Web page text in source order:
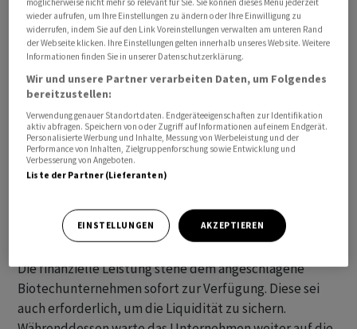
Im Austausch gegen die Überbrückungsfinanzierung
erhielten diese eine Lizenz zur Entwicklung und
Vermarktung von KIN001 zur Behandlung der
idiopathischen Lungenfibrose (IPF), teilte das
Unternehmen am Freitagabend mit.
Die Lizenz gilt jedoch nicht für das Territorium der
Volksrepublik China und die asiatisch-pazifischen
Länder. Ferner behalte sich Kinarus das Recht vor, die
Meilensteine und Lizenzgebühren zu erhalten, wie es in
biopharmazeutischen Lizenzvereinbarungen üblich sei.
Die finanzielle Leistung stehe dem angeschlagene
Biotechunternehmen sofort zur Verfügung. Diese sei
auch erforderlich, um die Liquidität zu sichern.
möglicherweise nicht mehr so relevant für Sie. Sie können dieses Menü jederzeit
wieder aufrufen, um Ihre Einstellungen zu ändern oder Ihre Einwilligung zu
widerrufen, indem Sie auf den Link Voreinstellungen verwalten am unteren Rand
der Webseite klicken. Ihre Einstellungen gelten innerhalb unseres Website. Weitere
Informationen finden Sie in unserer Datenschutzerklärung.
Wir und unsere Partner verarbeiten Daten, um Folgendes
bereitzustellen:
Verwendung genauer Standortdaten. Endgeräteeigenschaften zur Identifikation
aktiv abfragen. Speichern von oder Zugriff auf Informationen auf einem Endgerät.
Personalisierte Werbung und Inhalte, Messung von Werbeleistung und der
Performance von Inhalten, Zielgruppenforschung sowie Entwicklung und
Verbesserung von Angeboten.
Liste der Partner (Lieferanten)
EINSTELLUNGEN AKZEPTIEREN